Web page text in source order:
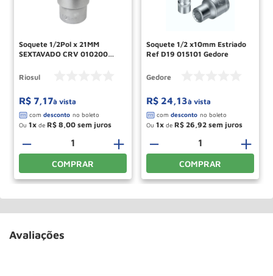
Soquete 1/2Pol x 21MM
SEXTAVADO CRV 010200
Riosul
R$ 7,17à vista
Ou 1 de R$ 8,00
＋
－
COMPRAR
Soquete 1/2 x10mm Estriado
Ref D19 015101 Gedore
Gedore
R$ 24,13à vista
Ou 1 de R$ 26,92
＋
－
COMPRAR
Avaliações